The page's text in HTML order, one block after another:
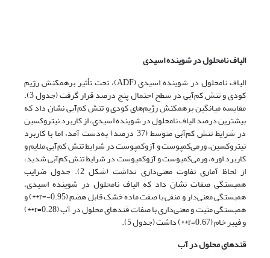
الیاف نامحلول در شوینده اسیدی
الیاف نامحلول در شوینده اسیدی (ADF)، تحت تأثیر برهمکنش رژیم
کودی و تنش کم‌آبی در سطح احتمال پنج درصد قرار گرفت (جدول 3).
مقایسه میانگین برهمکنش رژیم‌های کودی و تنش کم‌آبی نشان داد که
بیشترین درصد الیاف نامحلول در شوینده اسیدی، از کاربرد نیتروکسین
در شرایط تنش کم‌آبی متوسط (37 درصد) به‌دست آمد، اما با کاربرد
نیتروکسین، ورمی‌کمپوست و آزوکمپوست در شرایط تنش کم‌آبی ملایم و
کاربرد اوره، ورمی‌کمپوست و آزوکمپوست در شرایط تنش کم‌آبی شدید،
از لحاظ آماری تفاوت معنی‌داری نداشت (شکل 2). جدول ضرایب
همبستگی صفات نشان داد که الیاف نامحلول در شوینده اسیدی،
همبستگی معنی‌دار و منفی با صفت ماده خشک قابل هضم (r=-0.95**) و
همبستگی مثبت و معنی‌داری با صفات قندهای محلول در آب (r=0.28**)
و فیبر خام (r=0.67**) داشت (جدول 5).
قندهای محلول در آب